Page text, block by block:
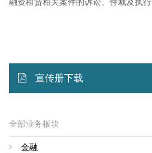
融资租赁相关案件的诉讼、仲裁及执行
宣传册下载
全部业务板块
金融